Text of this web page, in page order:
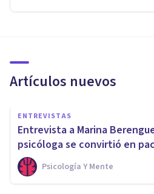
Artículos nuevos
ENTREVISTAS
Entrevista a Marina
psicóloga se convirtió en
Psicología Y Mente